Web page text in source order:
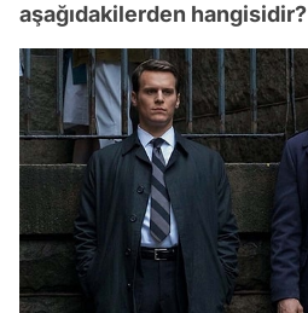
aşağıdakilerden hangisidir?